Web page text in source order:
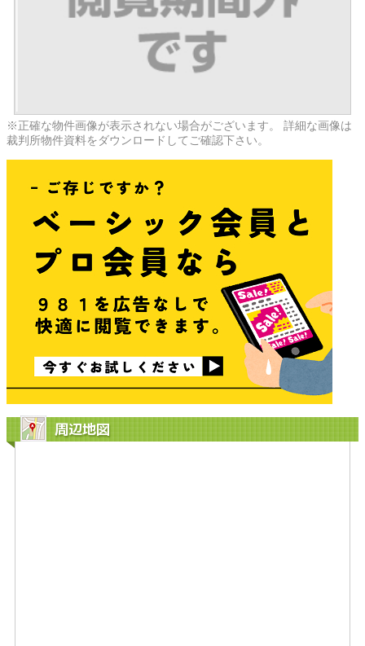
※正確な物件画像が表示されない場合がございます。 詳細な画像は
裁判所物件資料をダウンロードしてご確認下さい。
周辺地図